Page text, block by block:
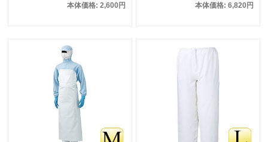
本体価格: 2,600円 本体価格: 6,820円